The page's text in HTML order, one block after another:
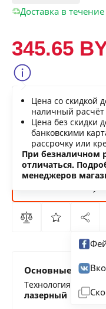
Доставка в
345.65
Цена со скидкой
наличный расчёт
Цена без скидки
банковскими
рассрочку или
При безналичном
отличаться.
менеджеров
Нашли дешевле?
Основные
Технология печати
лазерный